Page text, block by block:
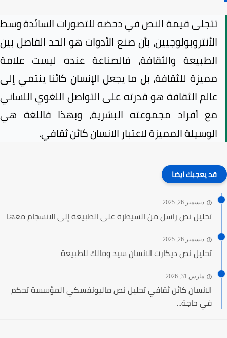
تتجلى قيمة النص في دحضه للتصورات السائدة وسط
الأنتروبولوجيين، بأن صنع الأدوات هو الحد الفاصل بين
الطبيعة والثقافة، فالصناعة عنده ليست علامة
مميزة للثقافة، بل ما يجعل الإنسان كائنا ينتمي إلى
عالم الثقافة هو قدرته على التواصل اللغوي اللساني
مع أفراد مجموعته البشرية، وبهذا فاللغة هي
الوسيلة المميزة لاعتبار الانسان كائن ثقافي.
قد يعجبك ايضا
ديسمبر 26, 2025
تحليل نص راسل من السيطرة على الطبيعة إلى الانسجام معها
ديسمبر 26, 2025
تحليل نص ديكارت الانسان سيد ومالك للطبيعة
مارس 31, 2026
الانسان كائن ثقافي تحليل نص ماليونفسكي المؤسسة تحكم
في حاجة...